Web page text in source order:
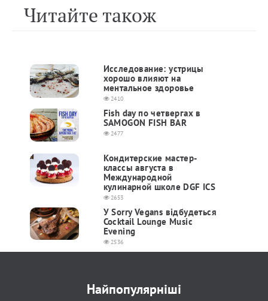
Читайте також
Исследование: устрицы
хорошо влияют на
ментальное здоровье
2410
Fish day по четвергах в
SAMOGON FISH BAR
2477
Кондитерские мастер-
классы августа в
Международной
кулинарной школе DGF ICS
2653
У Sorry Vegans відбудеться
Cocktail Lounge Music
Evening
2536
Найпопулярніші